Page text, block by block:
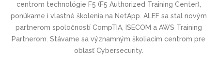
centrom technológie F5 (F5 Authorized Training Center),
ponúkame i vlastné školenia na NetApp. ALEF sa stal novým
partnerom spoločností CompTIA, ISECOM a AWS Training
Partnerom. Stávame sa významným školiacim centrom pre
oblasť Cybersecurity.